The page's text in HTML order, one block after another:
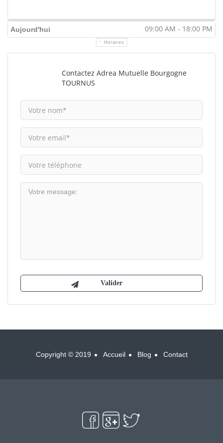
Aujourd'hui 09:00 AM - 18:00 PM
Horaires
Contactez Adrea Mutuelle Bourgogne
TOURNUS
Copyright © 2019 Accueil Blog Contact